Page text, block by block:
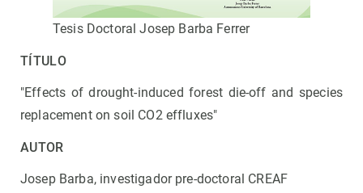
Tesis Doctoral Josep Barba Ferrer
TÍTULO
"Effects of drought-induced forest die-off and species
replacement on soil CO2 effluxes"
AUTOR
Josep Barba, investigador pre-doctoral CREAF